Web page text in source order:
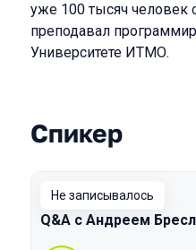
уже 100 тысяч человек
преподавал
Университете ИТМО.
Выступления в
Спикер
Не записывалось
Q&A с Андреем